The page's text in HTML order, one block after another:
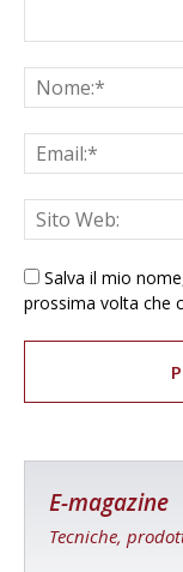
Salva il mio
prossima volta che
E-magazine
Tecniche,